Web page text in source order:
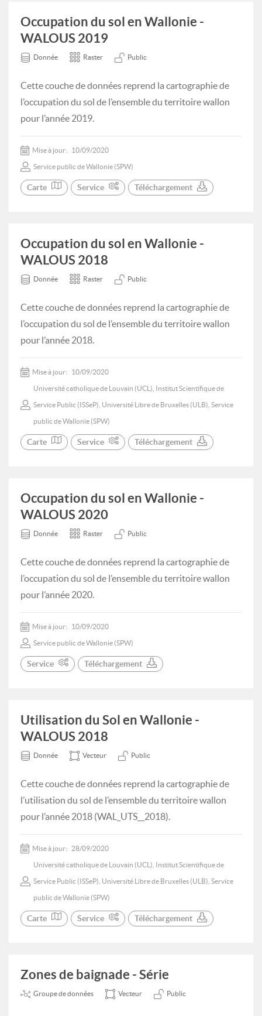
Occupation du sol en Wallonie -
WALOUS 2019
Donnée Raster Public
Cette couche de données reprend la cartographie de
l’occupation du sol de l’ensemble du territoire wallon
pour l’année 2019.
Mise à jour: 10/09/2020
Service public de Wallonie (SPW)
Carte Service Téléchargement
Occupation du sol en Wallonie -
WALOUS 2018
Donnée Raster Public
Cette couche de données reprend la cartographie de
l’occupation du sol de l’ensemble du territoire wallon
pour l’année 2018.
Mise à jour: 10/09/2020
Université catholique de Louvain (UCL), Institut Scientifique de
Service Public (ISSeP), Université Libre de Bruxelles (ULB), Service
public de Wallonie (SPW)
Carte Service Téléchargement
Occupation du sol en Wallonie -
WALOUS 2020
Donnée Raster Public
Cette couche de données reprend la cartographie de
l’occupation du sol de l’ensemble du territoire wallon
pour l’année 2020.
Mise à jour: 10/09/2020
Service public de Wallonie (SPW)
Service Téléchargement
Utilisation du Sol en Wallonie -
WALOUS 2018
Donnée Vecteur Public
Cette couche de données reprend la cartographie de
l’utilisation du sol de l’ensemble du territoire wallon
pour l’année 2018 (WAL_UTS__2018).
Mise à jour: 28/09/2020
Université catholique de Louvain (UCL), Institut Scientifique de
Service Public (ISSeP), Université Libre de Bruxelles (ULB), Service
public de Wallonie (SPW)
Carte Service Téléchargement
Zones de baignade - Série
Groupe de données Vecteur Public